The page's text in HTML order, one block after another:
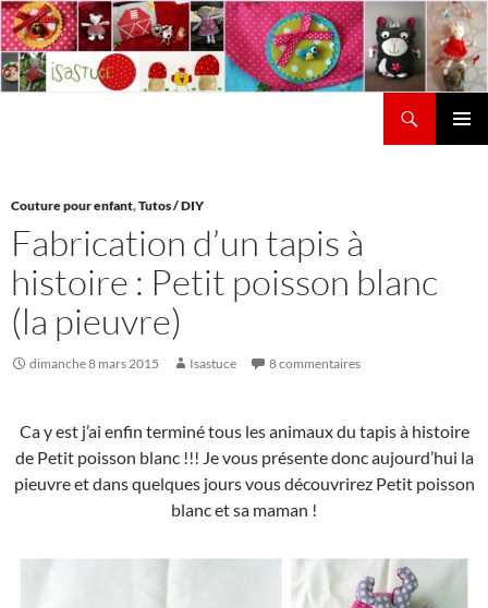
Aller
au
contenu
Couture pour enfant,Tutos / DIY
Fabrication d’un tapis à
histoire : Petit poisson blanc
(la pieuvre)
dimanche 8 mars 2015 Isastuce 8 commentaires
Ca y est j’ai enfin terminé tous les animaux du tapis à histoire
de Petit poisson blanc !!! Je vous présente donc aujourd’hui la
pieuvre et dans quelques jours vous découvrirez Petit poisson
blanc et sa maman !